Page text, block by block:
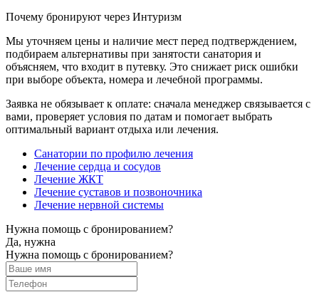
Почему бронируют через Интуризм
Мы уточняем цены и наличие мест перед подтверждением,
подбираем альтернативы при занятости санатория и
объясняем, что входит в путевку. Это снижает риск ошибки
при выборе объекта, номера и лечебной программы.
Заявка не обязывает к оплате: сначала менеджер связывается с
вами, проверяет условия по датам и помогает выбрать
оптимальный вариант отдыха или лечения.
Санатории по профилю лечения
Лечение сердца и сосудов
Лечение ЖКТ
Лечение суставов и позвоночника
Лечение нервной системы
Нужна помощь с бронированием?
Да, нужна
Нужна помощь с бронированием?